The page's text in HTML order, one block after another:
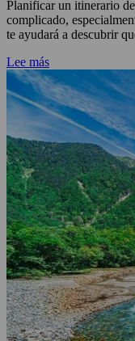
Planificar un itinerario
complicado,
te ayudará a descubrir
Lee más